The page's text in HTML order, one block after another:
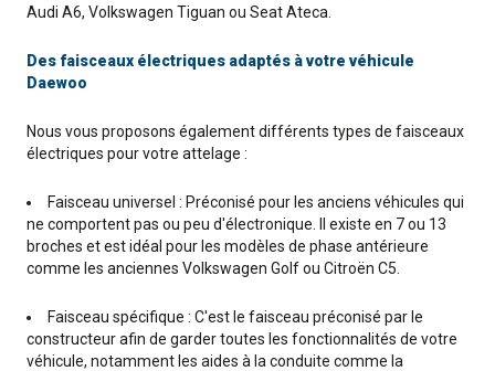
Audi A6, Volkswagen Tiguan ou Seat Ateca.
Des faisceaux électriques adaptés à votre véhicule
Daewoo
Nous vous proposons également différents types de faisceaux
électriques pour votre attelage :
Faisceau universel : Préconisé pour les anciens véhicules qui
ne comportent pas ou peu d'électronique. Il existe en 7 ou 13
broches et est idéal pour les modèles de phase antérieure
comme les anciennes Volkswagen Golf ou Citroën C5.
Faisceau spécifique : C'est le faisceau préconisé par le
constructeur afin de garder toutes les fonctionnalités de votre
véhicule, notamment les aides à la conduite comme la